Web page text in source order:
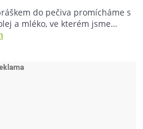
do pečiva promícháme s
a mléko, ve kterém jsme…